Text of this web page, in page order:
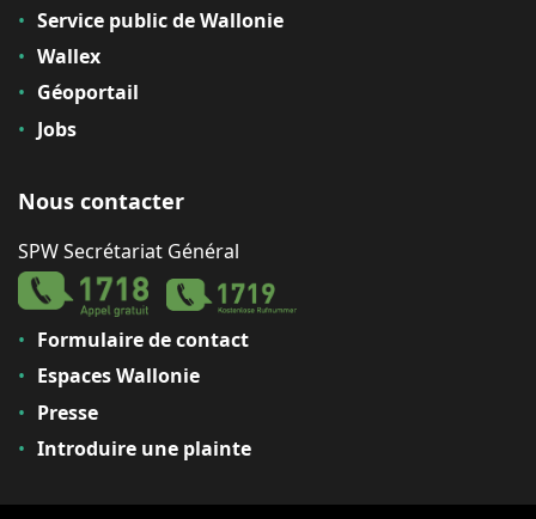
Service public de Wallonie
Wallex
Géoportail
Jobs
Nous contacter
SPW Secrétariat Général
Formulaire de contact
Espaces Wallonie
Presse
Introduire une plainte